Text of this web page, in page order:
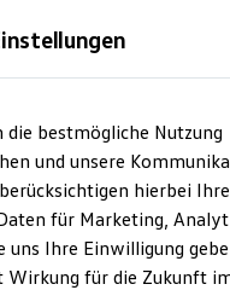
bestmögliche Nutzung
und unsere
hierbei Ihre
für Marketing,
uns Ihre Einwilligung
Wirkung für die Zukunft